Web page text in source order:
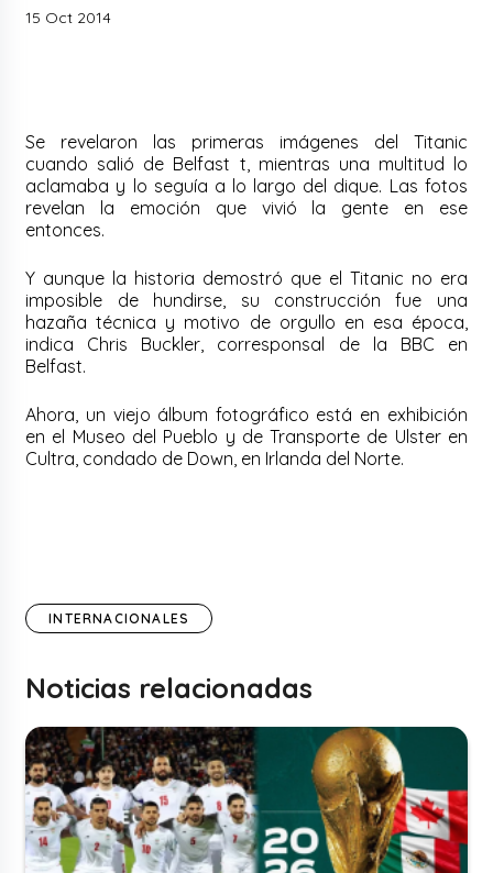
15 Oct 2014
Se revelaron las primeras imágenes del Titanic
cuando salió de Belfast t, mientras una multitud lo
aclamaba y lo seguía a lo largo del dique. Las fotos
revelan la emoción que vivió la gente en ese
entonces.
Y aunque la historia demostró que el Titanic no era
imposible de hundirse, su construcción fue una
hazaña técnica y motivo de orgullo en esa época,
indica Chris Buckler, corresponsal de la BBC en
Belfast.
Ahora, un viejo álbum fotográfico está en exhibición
en el Museo del Pueblo y de Transporte de Ulster en
Cultra, condado de Down, en Irlanda del Norte.
INTERNACIONALES
Noticias relacionadas